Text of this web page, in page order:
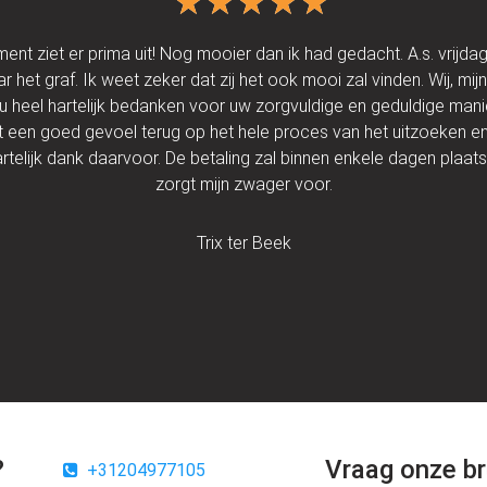
ziet er prima uit! Nog mooier dan ik had gedacht. A.s.
het graf. Ik weet zeker dat zij het ook mooi zal vinden. Wij,
heel hartelijk bedanken voor uw zorgvuldige en geduldige
een goed gevoel terug op het hele proces van het uitzoeken
dank daarvoor. De betaling zal binnen enkele dagen
zorgt mijn zwager voor.
Trix ter Beek
+31204977105 Vraag onze